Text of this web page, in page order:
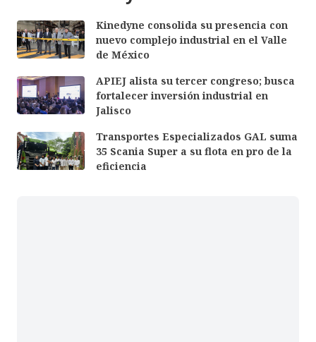
Kinedyne consolida su presencia con
nuevo complejo industrial en el Valle
de México
APIEJ alista su tercer congreso; busca
fortalecer inversión industrial en
Jalisco
Transportes Especializados GAL suma
35 Scania Super a su flota en pro de la
eficiencia